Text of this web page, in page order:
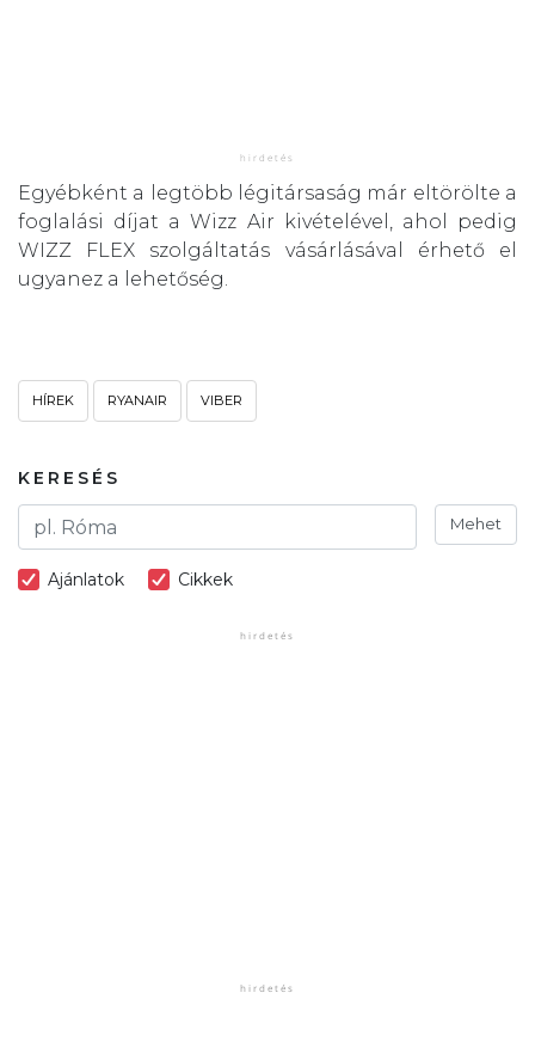
Egyébként a legtöbb légitársaság már eltörölte a
foglalási díjat a Wizz Air kivételével, ahol pedig
WIZZ FLEX szolgáltatás vásárlásával érhető el
ugyanez a lehetőség.
HÍREK RYANAIR VIBER
KERESÉS
Mehet
Ajánlatok Cikkek